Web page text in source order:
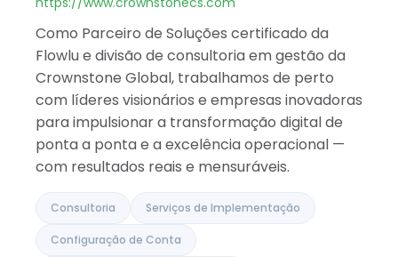
Como Parceiro de Soluções certificado da
Flowlu e divisão de consultoria em gestão da
Crownstone Global, trabalhamos de perto
com líderes visionários e empresas inovadoras
para impulsionar a transformação digital de
ponta a ponta e a excelência operacional —
com resultados reais e mensuráveis.
Consultoria Serviços de Implementação
Configuração de Conta